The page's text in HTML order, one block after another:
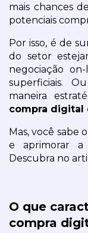
mais chances
potenciais
Por isso, é de
do setor
negociação
superficiais.
maneira
compra digital
Mas, você sabe
e aprimorar
Descubra no
O que
compra